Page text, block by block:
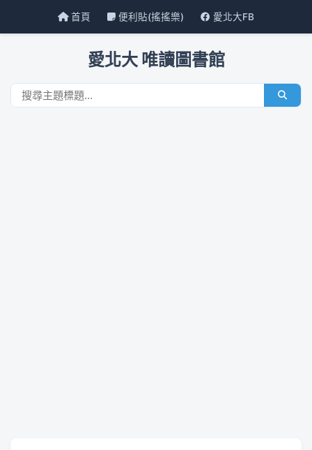
首頁 便利貼(搖搖樂) 愛北大FB
愛北大 唯讀圖書館